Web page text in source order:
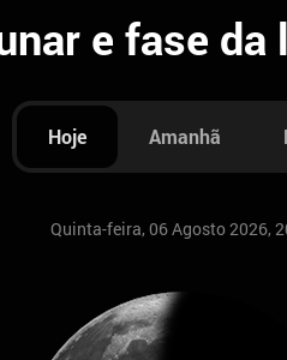
e fase da
Hoje Amanhã
Quinta-feira, 06 Agosto 2026,